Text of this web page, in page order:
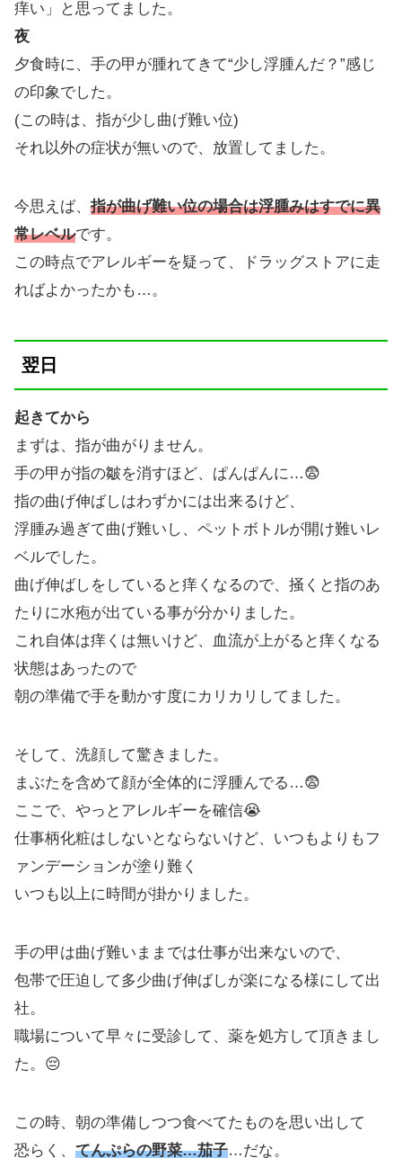
痒い」と思ってました。
夜
夕食時に、手の甲が腫れてきて“少し浮腫んだ？”感じ
の印象でした。
(この時は、指が少し曲げ難い位)
それ以外の症状が無いので、放置してました。
今思えば、 指が曲げ難い位の場合は浮腫みはすでに異
常レベルです。
この時点でアレルギーを疑って、ドラッグストアに走
ればよかったかも…。
翌日
起きてから
まずは、指が曲がりません。
手の甲が指の皺を消すほど、ぱんぱんに…😨
指の曲げ伸ばしはわずかには出来るけど、
浮腫み過ぎて曲げ難いし、ペットボトルが開け難いレ
ベルでした。
曲げ伸ばしをしていると痒くなるので、掻くと指のあ
たりに水疱が出ている事が分かりました。
これ自体は痒くは無いけど、血流が上がると痒くなる
状態はあったので
朝の準備で手を動かす度にカリカリしてました。
そして、洗顔して驚きました。
まぶたを含めて顔が全体的に浮腫んでる…😨
ここで、やっとアレルギーを確信😭
仕事柄化粧はしないとならないけど、いつもよりもフ
ァンデーションが塗り難く
いつも以上に時間が掛かりました。
手の甲は曲げ難いままでは仕事が出来ないので、
包帯で圧迫して多少曲げ伸ばしが楽になる様にして出
社。
職場について早々に受診して、薬を処方して頂きまし
た。😔
この時、朝の準備しつつ食べてたものを思い出して
恐らく、 てんぷらの野菜…茄子…だな。